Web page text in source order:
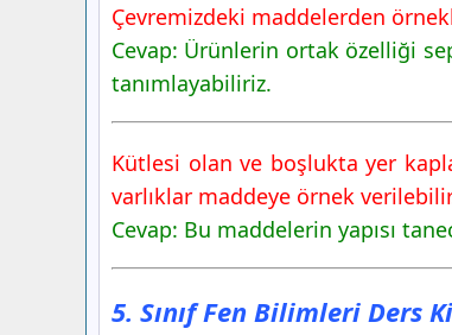
Çevremizdeki maddelerden
Cevap: Ürünlerin ortak özelliği
tanımlayabiliriz.
Kütlesi olan ve boşlukta yer
varlıklar maddeye örnek
Cevap: Bu maddelerin yapısı
5. Sınıf Fen Bilimleri Ders